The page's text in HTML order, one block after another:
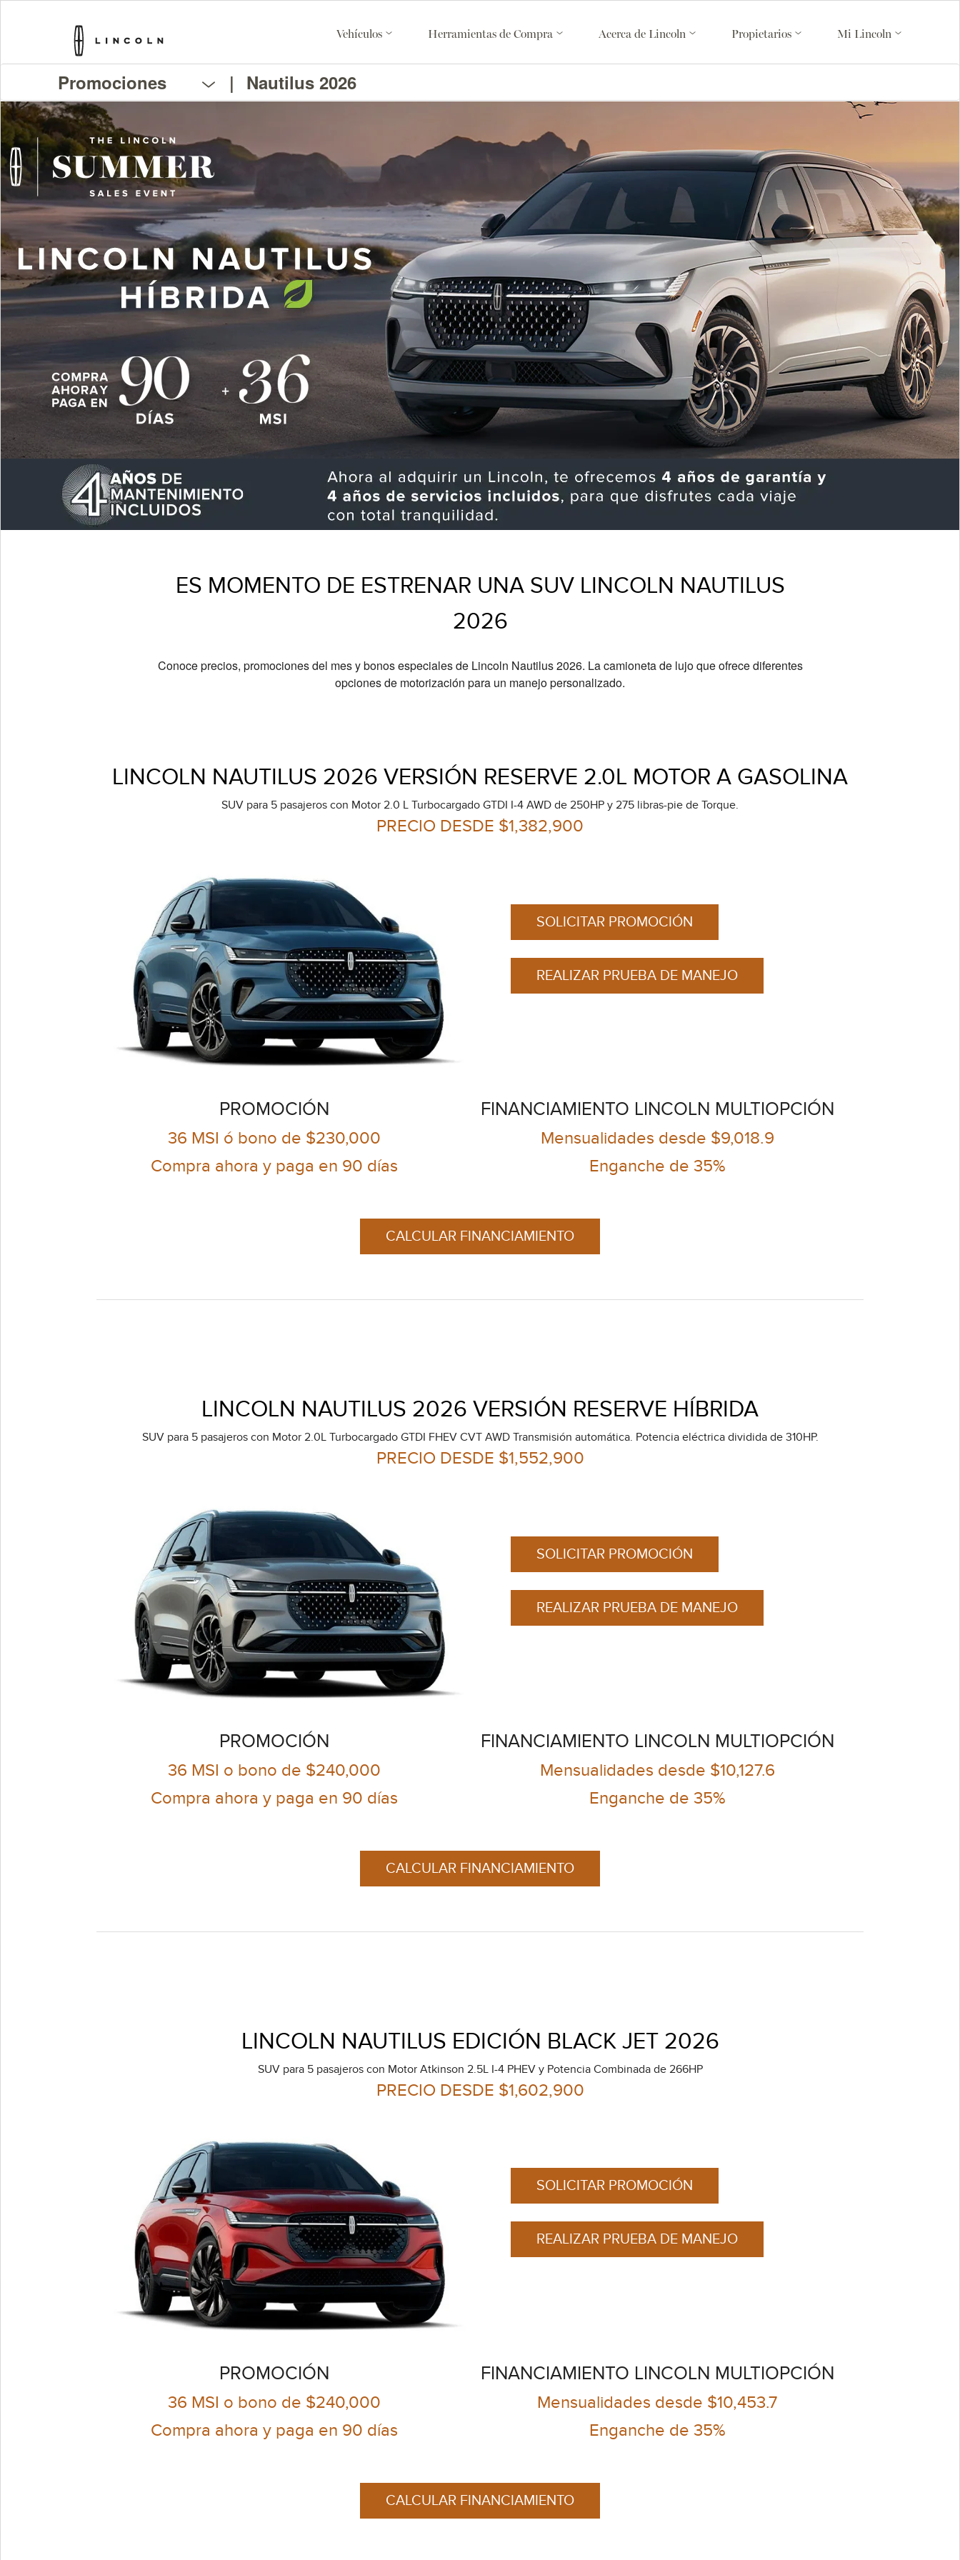
Vehículos Herramientas de Compra Acerca de Lincoln Propietarios Mi Lincoln
Promociones | Nautilus 2026
ES MOMENTO DE ESTRENAR UNA SUV LINCOLN NAUTILUS
2026
Conoce precios, promociones del mes y bonos especiales de Lincoln Nautilus 2026. La camioneta de lujo que ofrece diferentes
opciones de motorización para un manejo personalizado.
LINCOLN NAUTILUS 2026 VERSIÓN RESERVE 2.0L MOTOR A GASOLINA
SUV para 5 pasajeros con Motor 2.0 L Turbocargado GTDI I-4 AWD de 250HP y 275 libras-pie de Torque.
PRECIO DESDE $1,382,900
SOLICITAR PROMOCIÓN
REALIZAR PRUEBA DE MANEJO
PROMOCIÓN
36 MSI ó bono de $230,000
Compra ahora y paga en 90 días
FINANCIAMIENTO LINCOLN MULTIOPCIÓN
Mensualidades desde $9,018.9
Enganche de 35%
CALCULAR FINANCIAMIENTO
LINCOLN NAUTILUS 2026 VERSIÓN RESERVE HÍBRIDA
SUV para 5 pasajeros con Motor 2.0L Turbocargado GTDI FHEV CVT AWD Transmisión automática. Potencia eléctrica dividida de 310HP.
PRECIO DESDE $1,552,900
SOLICITAR PROMOCIÓN
REALIZAR PRUEBA DE MANEJO
PROMOCIÓN
36 MSI o bono de $240,000
Compra ahora y paga en 90 días
FINANCIAMIENTO LINCOLN MULTIOPCIÓN
Mensualidades desde $10,127.6
Enganche de 35%
CALCULAR FINANCIAMIENTO
LINCOLN NAUTILUS EDICIÓN BLACK JET 2026
SUV para 5 pasajeros con Motor Atkinson 2.5L I-4 PHEV y Potencia Combinada de 266HP
PRECIO DESDE $1,602,900
SOLICITAR PROMOCIÓN
REALIZAR PRUEBA DE MANEJO
PROMOCIÓN
36 MSI o bono de $240,000
Compra ahora y paga en 90 días
FINANCIAMIENTO LINCOLN MULTIOPCIÓN
Mensualidades desde $10,453.7
Enganche de 35%
CALCULAR FINANCIAMIENTO